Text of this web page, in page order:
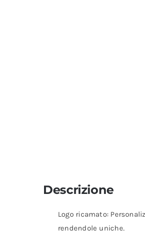
Descrizione
Logo ricamato:
rendendole uniche.